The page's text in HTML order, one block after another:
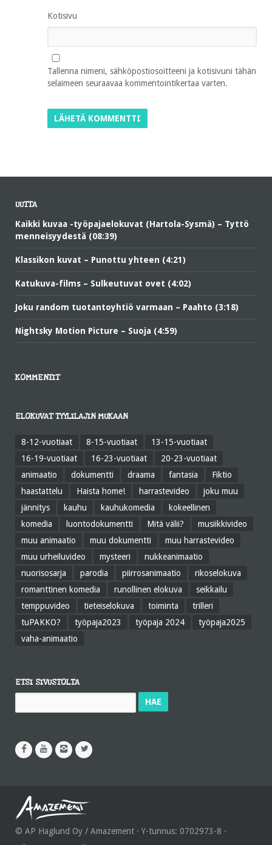
Kotisivu
Tallenna nimeni, sähköpostiosoitteeni ja kotisivuni tähän
selaimeen seuraavaa kommentointikertaa varten.
UUTTA
Kaikki kuvaa -työpajaelokuvat (Hartola-Sysmä) – Tyttö
menneisyydestä (08:39)
Klassikon kuvat – Punottu yhteen (4:21)
Katukuva-films – Sulkeutuvat ovet (4:02)
Joku random tuotantoyhtiö varmaan – Paahto (3:18)
Nightsky Motion Picture – Suoja (4:59)
KOMMENTIT
ELOKUVAT TYYLILAJIN MUKAAN
8-12-vuotiaat 8-15-vuotiaat
13-15-vuotiaat
16-19-vuotiaat
16-23-vuotiaat
20-23-vuotiaat
animaatio
dokumentti draama fantasia
Fiktio
haastattelu
Haista home! harrastevideo
joku muu
jännitys
kauhu kauhukomedia
kokeellinen
komedia
luontodokumentti Mitä välii?
musiikkivideo
muu animaatio
muu dokumentti
muu harrastevideo
muu urheiluvideo
mysteeri
nukkeanimaatio
nuorisosarja
parodia piirrosanimaatio
rikoselokuva
romanttinen komedia
runollinen elokuva
seikkailu
temppuvideo
tieteiselokuva toiminta
trilleri
tuPAKKO?
työpaja2023 työpaja 2024
työpaja2025
vaha-animaatio
ETSI SIVUSTOLTA
© AP Haglund Oy / Amazement · Y-tunnus: 0702973-8 ·